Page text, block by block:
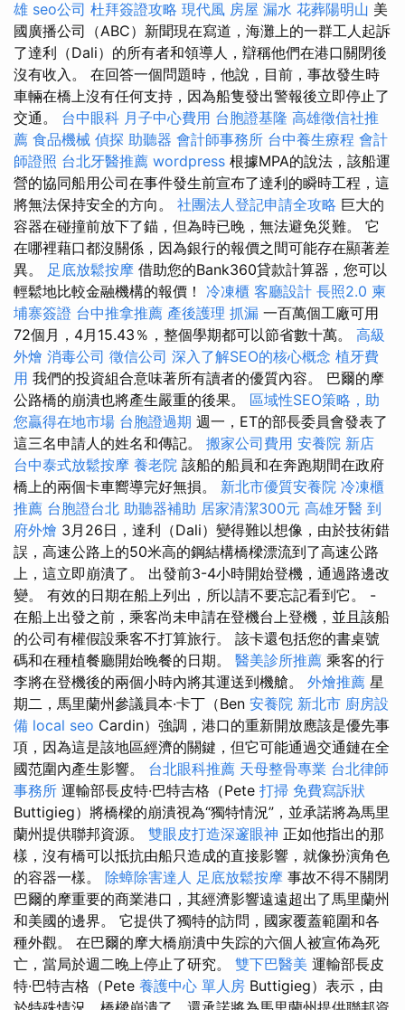
雄 seo公司 杜拜簽證攻略 現代風 房屋 漏水 花葬陽明山 美
國廣播公司（ABC）新聞現在寫道，海灘上的一群工人起訴
了達利（Dali）的所有者和領導人，辯稱他們在港口關閉後
沒有收入。 在回答一個問題時，他說，目前，事故發生時
車輛在橋上沒有任何支持，因為船隻發出警報後立即停止了
交通。 台中眼科 月子中心費用 台胞證基隆 高雄徵信社推
薦 食品機械 偵探 助聽器 會計師事務所 台中養生療程 會計
師證照 台北牙醫推薦 wordpress 根據MPA的說法，該船運
營的協同船用公司在事件發生前宣布了達利的瞬時工程，這
將無法保持安全的方向。 社團法人登記申請全攻略 巨大的
容器在碰撞前放下了錨，但為時已晚，無法避免災難。 它
在哪裡藉口都沒關係，因為銀行的報價之間可能存在顯著差
異。 足底放鬆按摩 借助您的Bank360貸款計算器，您可以
輕鬆地比較金融機構的報價！ 冷凍櫃 客廳設計 長照2.0 柬
埔寨簽證 台中推拿推薦 產後護理 抓漏 一百萬個工廠可用
72個月，4月15.43％，整個學期都可以節省數十萬。 高級
外燴 消毒公司 徵信公司 深入了解SEO的核心概念 植牙費
用 我們的投資組合意味著所有讀者的優質內容。 巴爾的摩
公路橋的崩潰也將產生嚴重的後果。 區域性SEO策略，助
您贏得在地市場 台胞證過期 週一，ET的部長委員會發表了
這三名申請人的姓名和傳記。 搬家公司費用 安養院 新店
台中泰式放鬆按摩 養老院 該船的船員和在奔跑期間在政府
橋上的兩個卡車嚮導完好無損。 新北市優質安養院 冷凍櫃
推薦 台胞證台北 助聽器補助 居家清潔300元 高雄牙醫 到
府外燴 3月26日，達利（Dali）變得難以想像，由於技術錯
誤，高速公路上的50米高的鋼結構橋樑漂流到了高速公路
上，這立即崩潰了。 出發前3-4小時開始登機，通過路邊改
變。 有效的日期在船上列出，所以請不要忘記看到它。 -
在船上出發之前，乘客尚未申請在登機台上登機，並且該船
的公司有權假設乘客不打算旅行。 該卡還包括您的書桌號
碼和在種植餐廳開始晚餐的日期。 醫美診所推薦 乘客的行
李將在登機後的兩個小時內將其運送到機艙。 外燴推薦 星
期二，馬里蘭州參議員本·卡丁（Ben 安養院 新北市 廚房設
備 local seo Cardin）強調，港口的重新開放應該是優先事
項，因為這是該地區經濟的關鍵，但它可能通過交通鏈在全
國范圍內產生影響。 台北眼科推薦 天母整骨專業 台北律師
事務所 運輸部長皮特·巴特吉格（Pete 打掃 免費寫訴狀
Buttigieg）將橋樑的崩潰視為“獨特情況”，並承諾將為馬里
蘭州提供聯邦資源。 雙眼皮打造深邃眼神 正如他指出的那
樣，沒有橋可以抵抗由船​​只造成的直接影響，就像扮演角色
的容器一樣。 除蟑除害達人 足底放鬆按摩 事故不得不關閉
巴爾的摩重要的商業港口，其經濟影響遠遠超出了馬里蘭州
和美國的邊界。 它提供了獨特的訪問，國家覆蓋範圍和各
種外觀。 在巴爾的摩大橋崩潰中失踪的六個人被宣佈為死
亡，當局於週二晚上停止了研究。 雙下巴醫美 運輸部長皮
特·巴特吉格（Pete 養護中心 單人房 Buttigieg）表示，由